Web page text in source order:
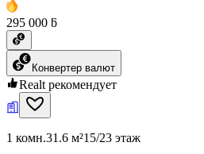
295 000 ƃ
Конвертер валют
Realt рекомендует
1 комн.31.6 м²15/23 этаж